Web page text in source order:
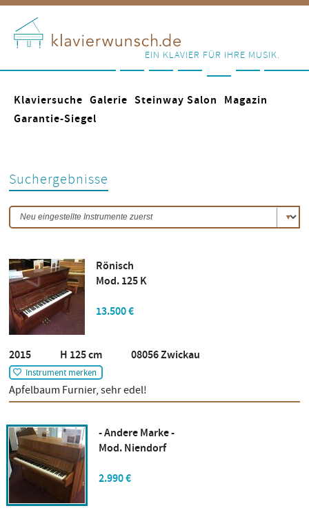
EIN KLAVIER FÜR IHRE MUSIK.
Klaviersuche Galerie Steinway Salon
Magazin
Garantie-Siegel
Suchergebnisse
Rönisch
Mod. 125 K
13.500 €
2015 H 125 cm 08056 Zwickau
Instrument merken
Apfelbaum Furnier, sehr edel!
- Andere Marke -
Mod. Niendorf
2.990 €